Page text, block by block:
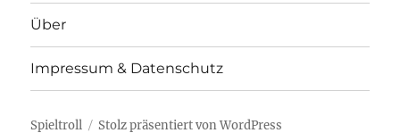
Über
Impressum & Datenschutz
Spieltroll Stolz präsentiert von WordPress